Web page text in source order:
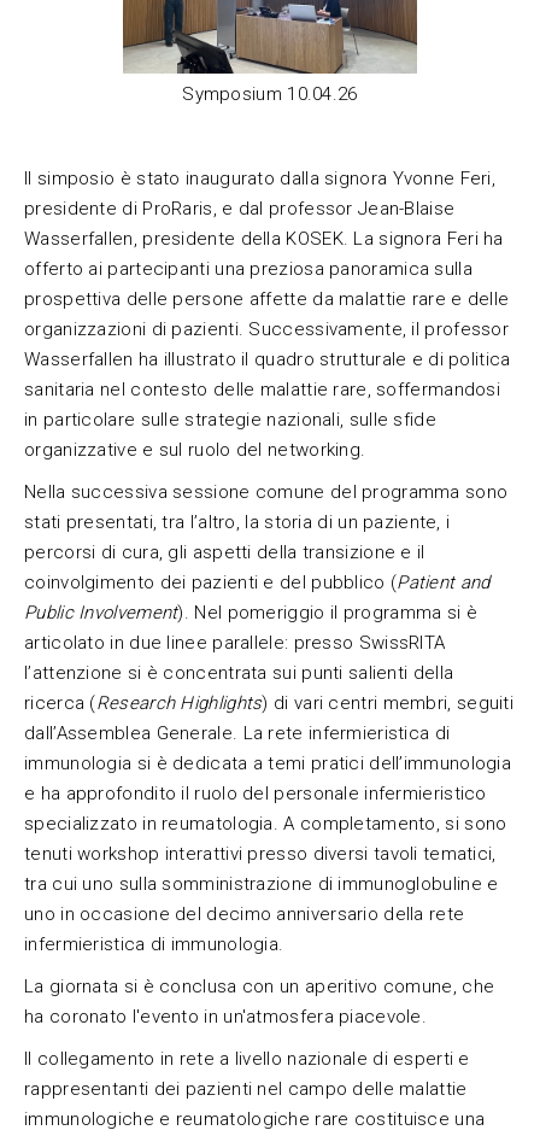
Symposium 10.04.26
Il simposio è stato inaugurato dalla signora Yvonne Feri,
presidente di ProRaris, e dal professor Jean-Blaise
Wasserfallen, presidente della KOSEK. La signora Feri ha
offerto ai partecipanti una preziosa panoramica sulla
prospettiva delle persone affette da malattie rare e delle
organizzazioni di pazienti. Successivamente, il professor
Wasserfallen ha illustrato il quadro strutturale e di politica
sanitaria nel contesto delle malattie rare, soffermandosi
in particolare sulle strategie nazionali, sulle sfide
organizzative e sul ruolo del networking.
Nella successiva sessione comune del programma sono
stati presentati, tra l’altro, la storia di un paziente, i
percorsi di cura, gli aspetti della transizione e il
coinvolgimento dei pazienti e del pubblico (Patient and
Public Involvement). Nel pomeriggio il programma si è
articolato in due linee parallele: presso SwissRITA
l’attenzione si è concentrata sui punti salienti della
ricerca (Research Highlights) di vari centri membri, seguiti
dall’Assemblea Generale. La rete infermieristica di
immunologia si è dedicata a temi pratici dell’immunologia
e ha approfondito il ruolo del personale infermieristico
specializzato in reumatologia. A completamento, si sono
tenuti workshop interattivi presso diversi tavoli tematici,
tra cui uno sulla somministrazione di immunoglobuline e
uno in occasione del decimo anniversario della rete
infermieristica di immunologia.
La giornata si è conclusa con un aperitivo comune, che
ha coronato l'evento in un'atmosfera piacevole.
Il collegamento in rete a livello nazionale di esperti e
rappresentanti dei pazienti nel campo delle malattie
immunologiche e reumatologiche rare costituisce una